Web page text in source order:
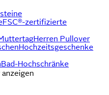
FSC®-zertifizierte
Herren Pullover
Hochzeitsgeschenke
Bad-Hochschränke